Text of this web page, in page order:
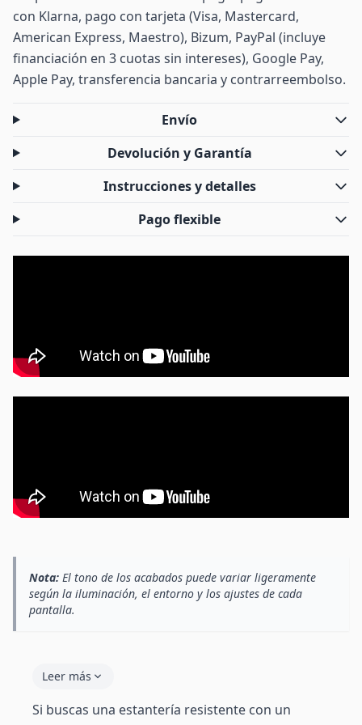
con Klarna, pago con tarjeta (Visa, Mastercard,
American Express, Maestro), Bizum, PayPal (incluye
financiación en 3 cuotas sin intereses), Google Pay,
Apple Pay, transferencia bancaria y contrarreembolso.
Envío
Devolución y Garantía
Instrucciones y detalles
Pago flexible
Nota: El tono de los acabados puede variar ligeramente
según la iluminación, el entorno y los ajustes de cada
pantalla.
Leer más
Si buscas una estantería resistente con un